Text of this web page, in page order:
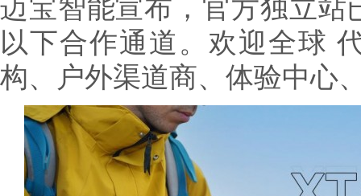
迈宝智能宣布，官方独立站
以下合作通道。欢迎全球
构、户外渠道商、体验中心